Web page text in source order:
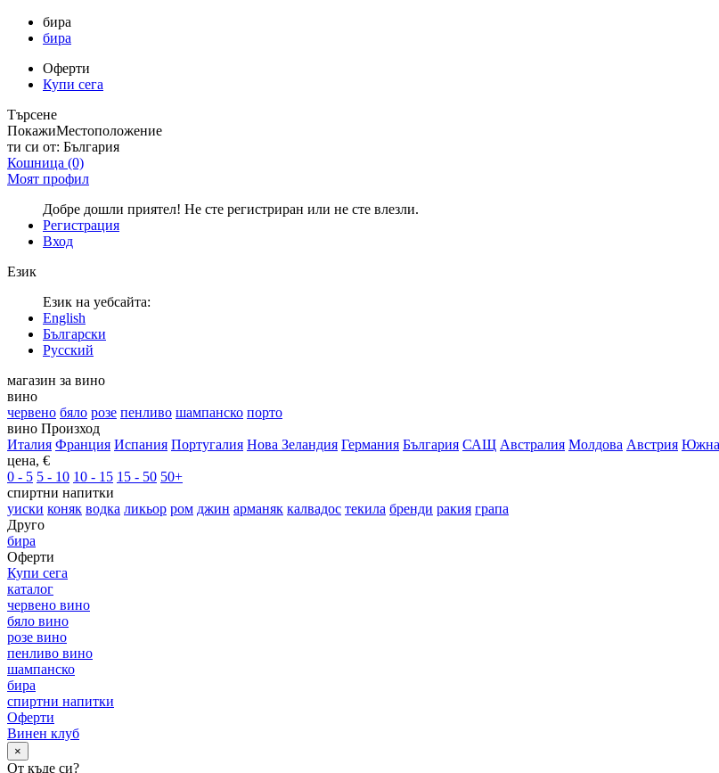
бира
бира
Оферти
Купи сега
Търсене
ПокажиМестоположение
ти си от: България
Кошница (0)
Моят профил
Добре дошли приятел! Не сте регистриран или не сте влезли.
Регистрация
Вход
Език
Език на уебсайта:
English
Български
Русский
магазин за вино
вино
червено бяло розе пенливо шампанско порто
вино Произход
Италия Франция Испания Португалия Нова Зеландия Германия България САЩ Австралия Молдова Австрия Южна
цена, €
0 - 5 5 - 10 10 - 15 15 - 50 50+
спиртни напитки
уиски коняк водка ликьор ром джин арманяк калвадос текила бренди ракия грапа
Друго
бира
Оферти
Купи сега
каталог
червено вино
бяло вино
розе вино
пенливо вино
шампанско
бира
спиртни напитки
Оферти
Винен клуб
×
От къде си?